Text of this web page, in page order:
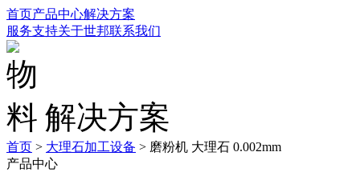
首页产品中心解决方案
服务支持关于世邦联系我们
解决方案
首页 > 大理石加工设备 > 磨粉机 大理石 0.002mm
产品中心